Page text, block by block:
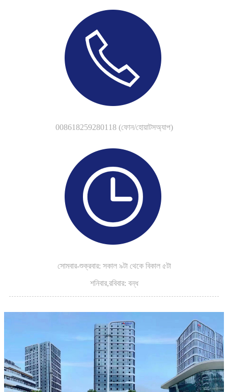
008618259280118 (ফোন/হোয়াটসঅ্যাপ)
সোমবার-শুক্রবার: সকাল ৯টা থেকে বিকাল ৫টা
শনিবার,রবিবার: বন্ধ
.